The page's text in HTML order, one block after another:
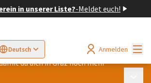
in unserer Liste?-Meldet euch!
Deutschwählen Choose languageElegir el idioma
Anmelden
du dich in Graz noch mehr